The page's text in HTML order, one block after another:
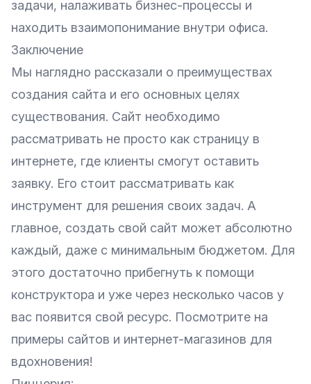
задачи, налаживать бизнес-процессы и
находить взаимопонимание внутри офиса.
Заключение
Мы наглядно рассказали о преимуществах
создания сайта и его основных целях
существования. Сайт необходимо
рассматривать не просто как страницу в
интернете, где клиенты смогут оставить
заявку. Его стоит рассматривать как
инструмент для решения своих задач. А
главное, создать свой сайт может абсолютно
каждый, даже с минимальным бюджетом. Для
этого достаточно прибегнуть к помощи
конструктора и уже через несколько часов у
вас появится свой ресурс. Посмотрите на
примеры сайтов и интернет-магазинов для
вдохновения!